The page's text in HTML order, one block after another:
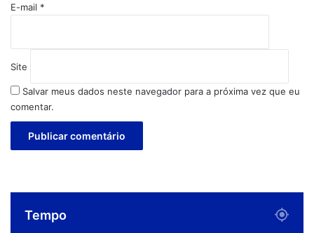
E-mail *
Site
Salvar meus dados neste navegador para a próxima vez que eu
comentar.
Tempo